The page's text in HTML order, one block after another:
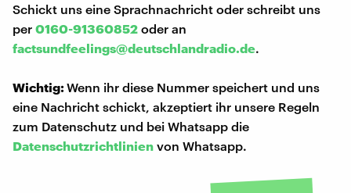
Schickt uns eine Sprachnachricht oder schreibt uns
per 0160-91360852 oder an
factsundfeelings@deutschlandradio.de.
Wichtig:Wenn ihr diese Nummer speichert und uns
eine Nachricht schickt, akzeptiert ihr unsere Regeln
zum Datenschutz und bei Whatsapp die
Datenschutzrichtlinien von Whatsapp.